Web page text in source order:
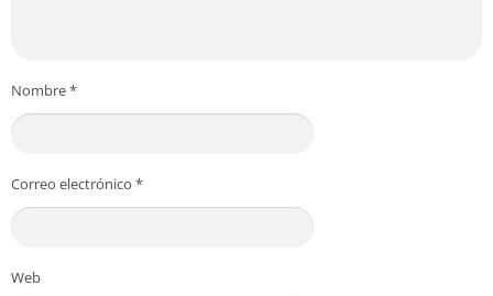
Nombre*
Correo electrónico *
Web